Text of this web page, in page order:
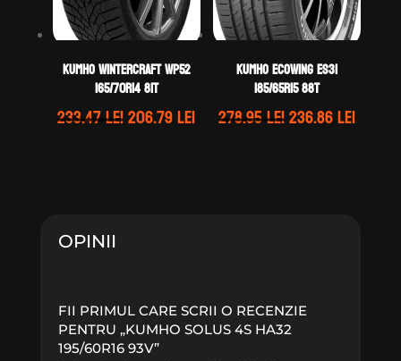
Kumho WINTERCRAFT WP52
165/70R14 81T
233.47leiPrețul
206.79leiPrețul
Kumho ECOWING ES31
185/65R15 88T
278.95leiPrețul
236.86leiPrețul
OPINII
FII PRIMUL CARE SCRII O RECENZIE
PENTRU „KUMHO SOLUS 4S HA32
195/60R16 93V”